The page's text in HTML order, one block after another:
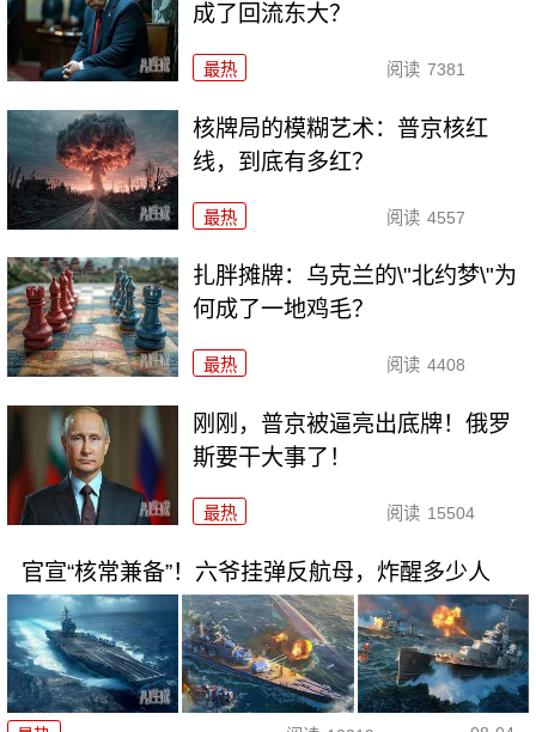
成了回流东大？
最热 阅读 7381
核牌局的模糊艺术：普京核红
线，到底有多红？
最热 阅读 4557
扎胖摊牌：乌克兰的\"北约梦\"为
何成了一地鸡毛？
最热 阅读 4408
刚刚，普京被逼亮出底牌！俄罗
斯要干大事了！
最热 阅读 15504
官宣“核常兼备”！六爷挂弹反航母，炸醒多少人